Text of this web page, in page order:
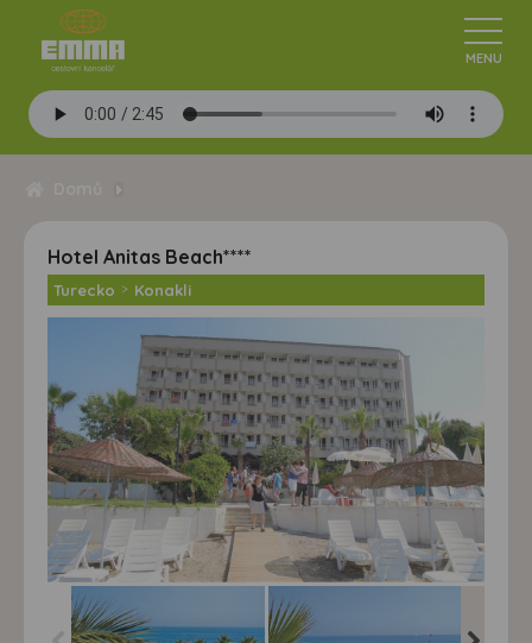
Hotel Anitas Beach****
Turecko > Konakli